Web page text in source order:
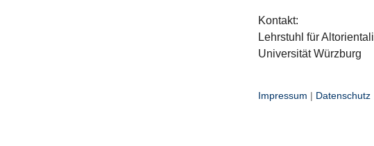
Kontakt:
Lehrstuhl für
Universität Würzburg
Impressum | Datenschutz